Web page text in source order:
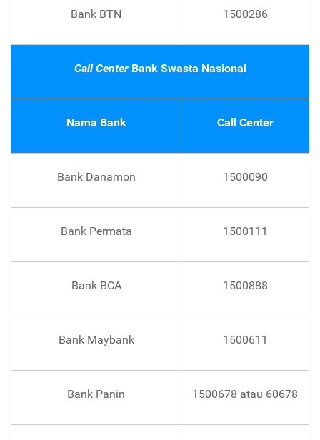
Bank BTN 1500286
Call Center Bank Swasta Nasional
Nama Bank Call Center
Bank Danamon 1500090
Bank Permata 1500111
Bank BCA 1500888
Bank Maybank 1500611
Bank Panin 1500678 atau 60678